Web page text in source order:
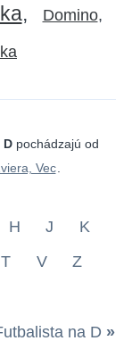
Domino
Dpochádzajú od
Vec
H J
K
T V Z
na D »